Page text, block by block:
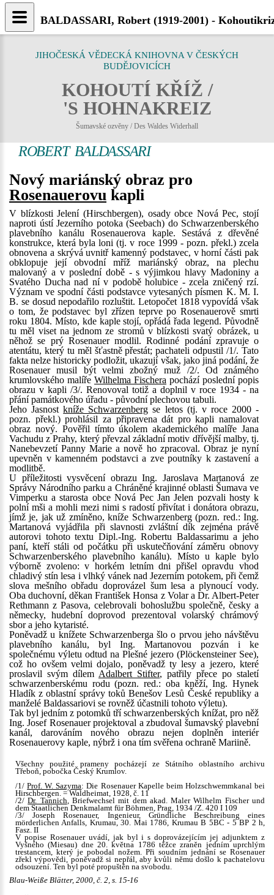
JIHOČESKÁ VĚDECKÁ KNIHOVNA V ČESKÝCH
BUDĚJOVICÍCH
KOHOUTÍ KŘÍŽ /
'S HOHNAKREIZ
Šumavské ozvěny / Des Waldes Widerhall
ROBERT BALDASSARI
Nový mariánský obraz pro
Rosenauerovu kapli
V blízkosti Jelení (Hirschbergen), osady obce Nová Pec, stojí
naproti ústí Jezerního potoka (Seebach) do Schwarzenberského
plavebního kanálu Rosenauerova kaple. Sestává z dřevěné
konstrukce, která byla loni (tj. v roce 1999 - pozn. překl.) zcela
obnovena a skrývá uvnitř kamenný podstavec, v horní části pak
obklopuje její obvodní mříž mariánský obraz, na plechu
malovaný a v poslední době - s výjimkou hlavy Madoniny a
Svatého Ducha nad ní v podobě holubice - zcela zničený rzí.
Význam ve spodní části podstavce vytesaných písmen K. M. I.
B. se dosud nepodařilo rozluštit. Letopočet 1818 vypovídá však
o tom, že podstavec byl zřízen teprve po Rosenauerově smrti
roku 1804. Místo, kde kaple stojí, opřádá řada legend. Původně
tu měl viset na jednom ze stromů v blízkosti svatý obrázek, u
něhož se prý Rosenauer modlil. Rodinné podání zpravuje o
atentátu, který tu měl šťastně přestát; pachateli odpustil /1/. Tato
fakta nelze historicky podložit, ukazují však, jako jiná podání, že
Rosenauer musil být velmi zbožný muž /2/. Od známého
krumlovského malíře Wilhelma Fischera pochází poslední popis
obrazu v kapli /3/. Renovoval totiž a doplnil v roce 1934 - na
přání památkového úřadu - původní plechovou tabuli.
Jeho Jasnostkníže Schwarzenberg se letos (tj. v roce 2000 -
pozn. překl.) prohlásil za připravena dát pro kapli namalovat
obraz nový. Pověřil tímto úkolem akademického malíře Jana
Vachudu z Prahy, který převzal základní motiv dřívější malby, tj.
Nanebevzetí Panny Marie a nově ho zpracoval. Obraz je nyní
upevněn v kamenném podstavci a zve poutníky k zastavení a
modlitbě.
U příležitosti vysvěcení obrazu Ing. Jaroslava Martanová ze
Správy Národního parku a Chráněné krajinné oblasti Šumava ve
Vimperku a starosta obce Nová Pec Jan Jelen pozvali hosty k
polní mši a mohli mezi nimi s radostí přivítat i donátora obrazu,
jímž je, jak už zmíněno, kníže Schwarzenberg (pozn. red.: Ing.
Martanová vyjádřila při slavnosti zvláštní dík zejména právě
autorovi tohoto textu Dipl.-Ing. Robertu Baldassarimu a jeho
paní, kteří stáli od počátku při uskutečňování záměru obnovy
Schwarzenberského plavebního kanálu). Místo u kaple bylo
výborně zvoleno: v horkém letním dni přišel opravdu vhod
chladivý stín lesa i vlhký vánek nad Jezerním potokem, při čemž
slova mešního obřadu doprovázel šum lesa a plynoucí vody.
Oba duchovní, děkan František Honsa z Volar a Dr. Albert-Peter
Rethmann z Pasova, celebrovali bohoslužbu společně, česky a
německy, hudební doprovod prezentoval volarský chrámový
sbor a jeho kytaristé.
Poněvadž u knížete Schwarzenberga šlo o prvou jeho návštěvu
plavebního kanálu, byl Ing. Martanovou pozván i ke
společnému výletu odtud na Plešné jezero (Plöckensteiner See),
což ho ovšem velmi dojalo, poněvadž ty lesy a jezero, které
proslavil svým dílem Adalbert Stifter, patřily přece po staletí
schwarzenberskému rodu (pozn. red.: oba kněží, Ing. Hynek
Hladík z oblastní správy toků Benešov Lesů České republiky a
manželé Baldassariovi se rovněž účastnili tohoto výletu).
Tak byl jedním z potomků tří schwarzenberských knížat, pro něž
Ing. Josef Rosenauer projektoval a zbudoval šumavský plavební
kanál, darováním nového obrazu nejen doplněn interiér
Rosenauerovy kaple, nýbrž i ona tím svěřena ochraně Mariině.
Všechny použité prameny pocházejí ze Státního oblastního archivu
Třeboň, pobočka Český Krumlov.
/1/Prof. W. Sazyma: Die Rosenauer Kapelle beim Holzschwemmkanal bei
Hirschbergen. = Waldheimat, 1928, č. 11
/2/Dr. Tannich, Briefwechsel mit dem akad. Maler Wilhelm Fischer und
dem Staatlichen Denkmalamt für Böhmen, Prag, 1934 /Z. 420 I 109
/3/ Joseph Rosenauer, Ingenieur, Gründliche Beschreibung eines
mörderlichen Anfalls, Krumau, 30. Mai 1786, Krumau B 5BC - 5 BP 2 h,
Fasz. II
V popise Rosenauer uvádí, jak byl i s doprovázejícím jej adjunktem z
Vyšného (Miesau) dne 20. května 1786 těžce zraněn jedním uprchlým
trestancem, který je pobodal nožem. Při soudním jednání se Rosenauer
zřekl výpovědi, poněvadž si nepřál, aby kvůli němu došlo k pachatelovu
odsouzení. Ten byl poté propuštěn na svobodu.
Blau-Weiße Blätter, 2000, č. 2, s. 15-16
BALDASSARI, Robert (1919-2001) -